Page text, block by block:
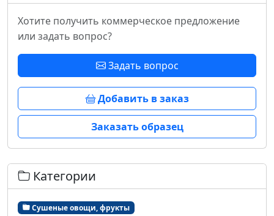
Хотите получить коммерческое предложение
или задать вопрос?
Задать вопрос
Добавить в заказ
Заказать образец
Категории
Сушеные овощи, фрукты